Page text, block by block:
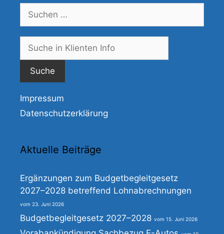
Suchen
nach:
Impressum
Datenschutzerklärung
Aktuelle Beiträge
Ergänzungen zum Budgetbegleitgesetz
2027–2028 betreffend Lohnabrechnungen
23. Juni 2026
Budgetbegleitgesetz 2027–2028 15. Juni 2026